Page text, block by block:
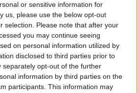
or sensitive information for
us, please use the below opt-out
selection. Please note that after your
you may continue seeing
on personal information utilized by
disclosed to third parties prior to
separately opt-out of the further
information by third parties on the
participants. This information may
00:04:00
įspėja apie pavojingą
nei pusė pradinukų
Visi įrašai